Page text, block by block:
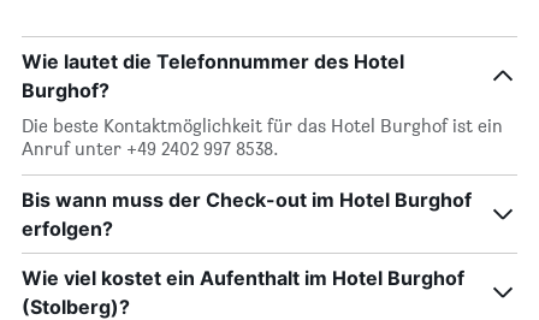
Wie lautet die Telefonnummer des Hotel
Burghof?
Die beste Kontaktmöglichkeit für das Hotel Burghof ist ein
Anruf unter +49 2402 997 8538.
Bis wann muss der Check-out im Hotel Burghof
erfolgen?
Wie viel kostet ein Aufenthalt im Hotel Burghof
(Stolberg)?